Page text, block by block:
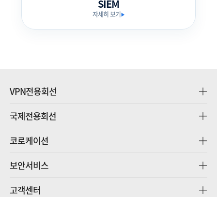
SIEM
자세히 보기▶
VPN전용회선
국제전용회선
코로케이션
보안서비스
고객센터